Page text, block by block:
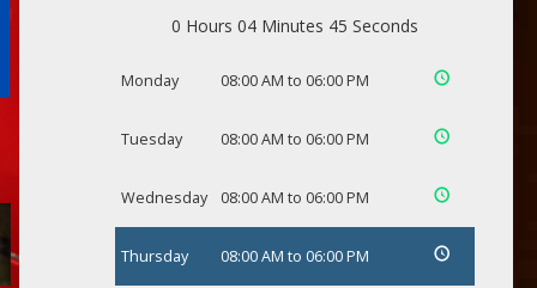
0 Hours 04 Minutes 44 Seconds
Monday 08:00 AM to 06:00 PM
Tuesday 08:00 AM to 06:00 PM
Wednesday 08:00 AM to 06:00 PM
Thursday 08:00 AM to 06:00 PM